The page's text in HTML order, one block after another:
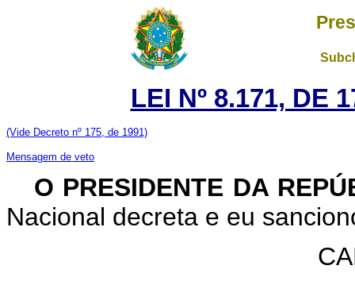
LEI Nº 8.171, DE
(Vide Decreto nº 175, de 1991)
Mensagem de veto
O PRESIDENTE DA
Nacional decreta e eu